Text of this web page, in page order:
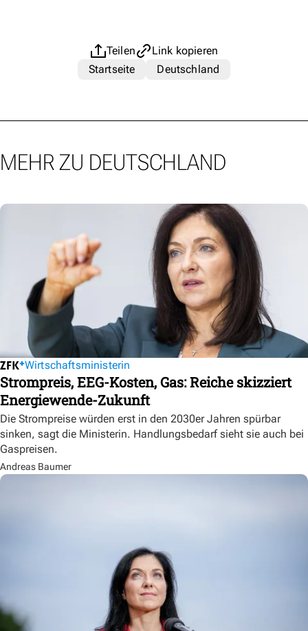
Teilen
Link kopieren
Startseite
Deutschland
MEHR ZU DEUTSCHLAND
Wirtschaftsministerin
Strompreis, EEG-Kosten, Gas: Reiche skizziert
Energiewende-Zukunft
Die Strompreise würden erst in den 2030er Jahren spürbar
sinken, sagt die Ministerin. Handlungsbedarf sieht sie auch bei
Gaspreisen.
Andreas Baumer